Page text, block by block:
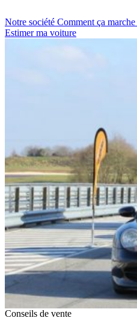
Notre société Comment ça marche
Estimer ma voiture
Conseils de vente